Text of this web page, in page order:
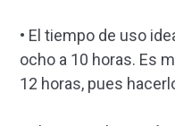
• El tiempo de uso
ocho a 10 horas. Es
12 horas, pues